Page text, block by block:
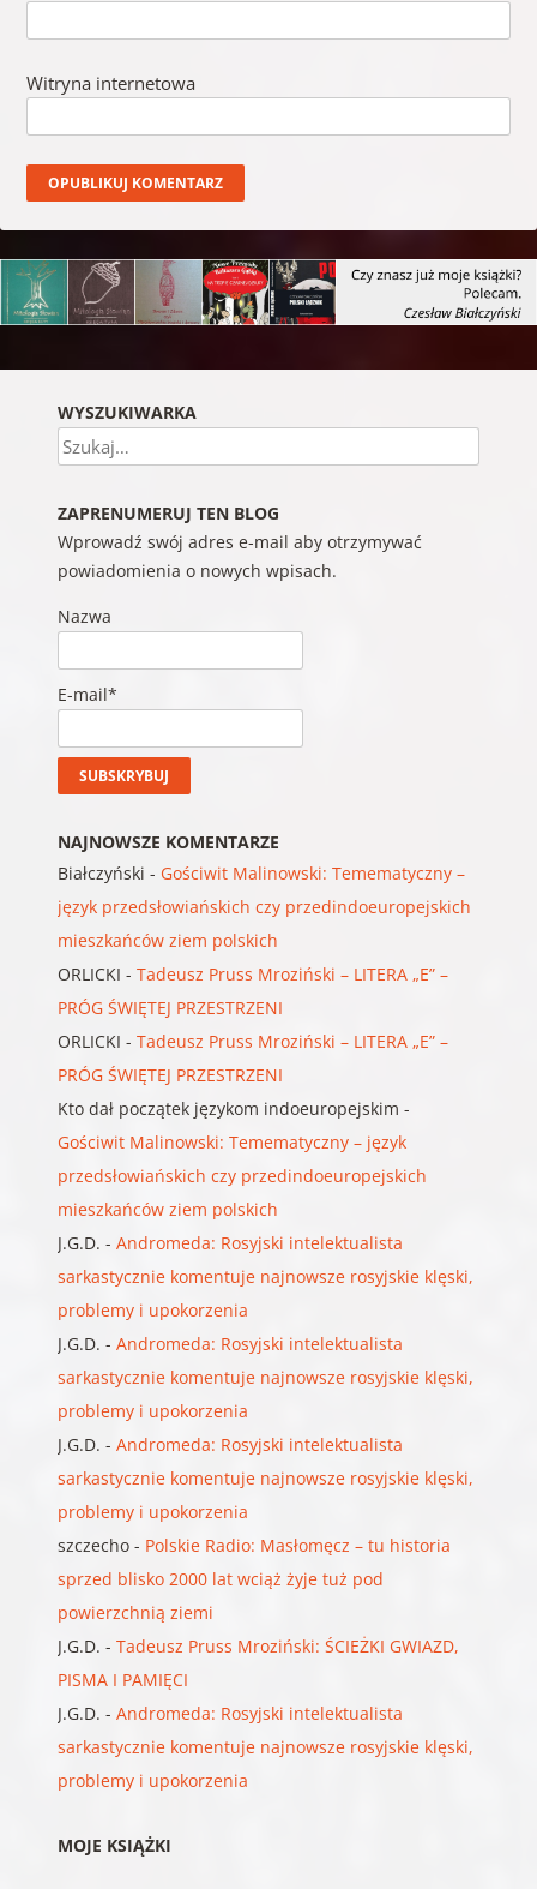
Witryna internetowa
WYSZUKIWARKA
Szukaj
ZAPRENUMERUJ TEN BLOG
Wprowadź swój adres e-mail aby otrzymywać
powiadomienia o nowych wpisach.
Nazwa
E-mail*
NAJNOWSZE KOMENTARZE
Białczyński - Gościwit Malinowski: Temematyczny –
język przedsłowiańskich czy przedindoeuropejskich
mieszkańców ziem polskich
ORLICKI - Tadeusz Pruss Mroziński – LITERA „E” –
PRÓG ŚWIĘTEJ PRZESTRZENI
ORLICKI - Tadeusz Pruss Mroziński – LITERA „E” –
PRÓG ŚWIĘTEJ PRZESTRZENI
Kto dał początek językom indoeuropejskim -
Gościwit Malinowski: Temematyczny – język
przedsłowiańskich czy przedindoeuropejskich
mieszkańców ziem polskich
J.G.D. - Andromeda: Rosyjski intelektualista
sarkastycznie komentuje najnowsze rosyjskie klęski,
problemy i upokorzenia
J.G.D. - Andromeda: Rosyjski intelektualista
sarkastycznie komentuje najnowsze rosyjskie klęski,
problemy i upokorzenia
J.G.D. - Andromeda: Rosyjski intelektualista
sarkastycznie komentuje najnowsze rosyjskie klęski,
problemy i upokorzenia
szczecho- Polskie Radio: Masłomęcz – tu historia
sprzed blisko 2000 lat wciąż żyje tuż pod
powierzchnią ziemi
J.G.D. - Tadeusz Pruss Mroziński: ŚCIEŻKI GWIAZD,
PISMA I PAMIĘCI
J.G.D. - Andromeda: Rosyjski intelektualista
sarkastycznie komentuje najnowsze rosyjskie klęski,
problemy i upokorzenia
MOJE KSIĄŻKI